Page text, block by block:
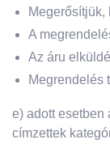
Megerősítjük,
A
Az áru
Megrendelés
e) adott esetben
címzettek